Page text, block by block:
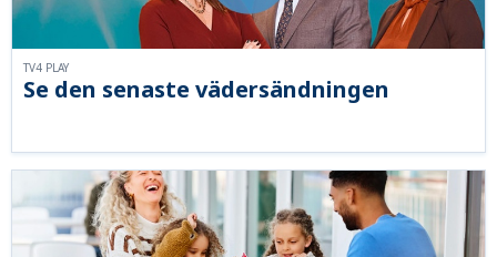
Se den senaste vädersändningen
TV4 PLAY